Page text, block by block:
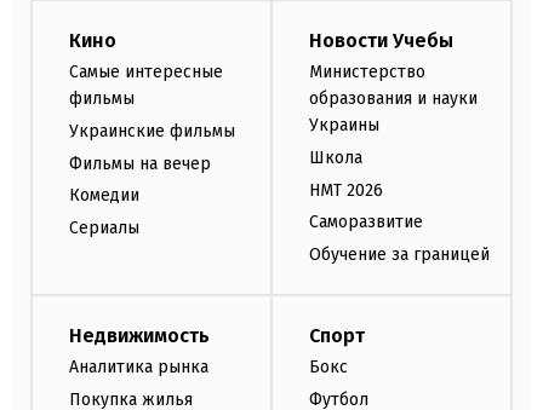
Кино
Самые интересные
фильмы
Украинские фильмы
Фильмы на вечер
Комедии
Сериалы
Новости Учебы
Министерство
образования и науки
Украины
Школа
НМТ 2026
Саморазвитие
Обучение за границей
Недвижимость
Аналитика рынка
Покупка жилья
Спорт
Бокс
Футбол